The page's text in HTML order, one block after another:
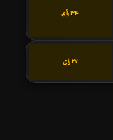
34 رأی
27 رأی